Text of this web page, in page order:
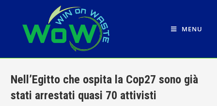
contenuto
MENU
Nell’Egitto che ospita la Cop27 sono già
stati arrestati quasi 70 attivisti